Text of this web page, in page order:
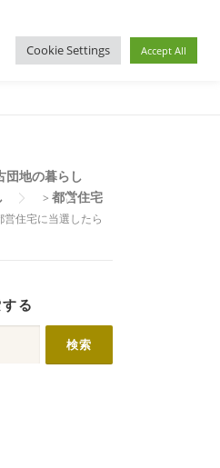
プロフィール
団地の暮らし
> 都営住宅
営住宅に当選したら
る
Cookie Settings Accept All